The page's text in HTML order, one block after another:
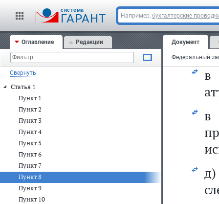
cистема
ГАРАНТ Например, бухгалтерские
Оглавление Редакции
Свернуть
Статья 1
Пункт 1
Пункт 2
Пункт 3
Пункт 4
Пункт 5
Пункт 6
Пункт 7
Пункт 8
Пункт 9
Пункт 10
Документ